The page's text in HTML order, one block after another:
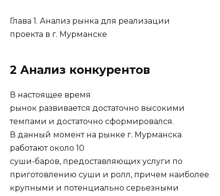
Глава 1. Анализ рынка для реализации
проекта в г. Мурманске
2 Анализ конкурентов
В настоящее время
рынок развивается достаточно высокими
темпами и достаточно сформировался.
В данный момент на рынке г. Мурманска
работают около 10
суши-баров, предоставляющих услуги по
приготовлению суши и ролл, причем наиболее
крупными и потенциально серьезными